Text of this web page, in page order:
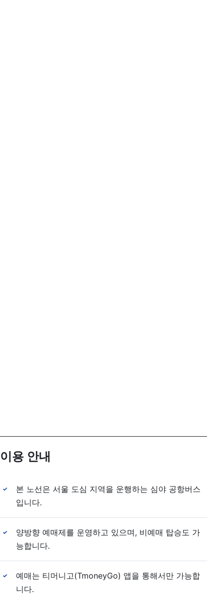
이용 안내
✓
본 노선은 서울 도심 지역을 운행하는 심야 공항버스
입니다.
✓
양방향 예매제를 운영하고 있으며, 비예매 탑승도 가
능합니다.
✓
예매는 티머니고(TmoneyGo) 앱을 통해서만 가능합
니다.